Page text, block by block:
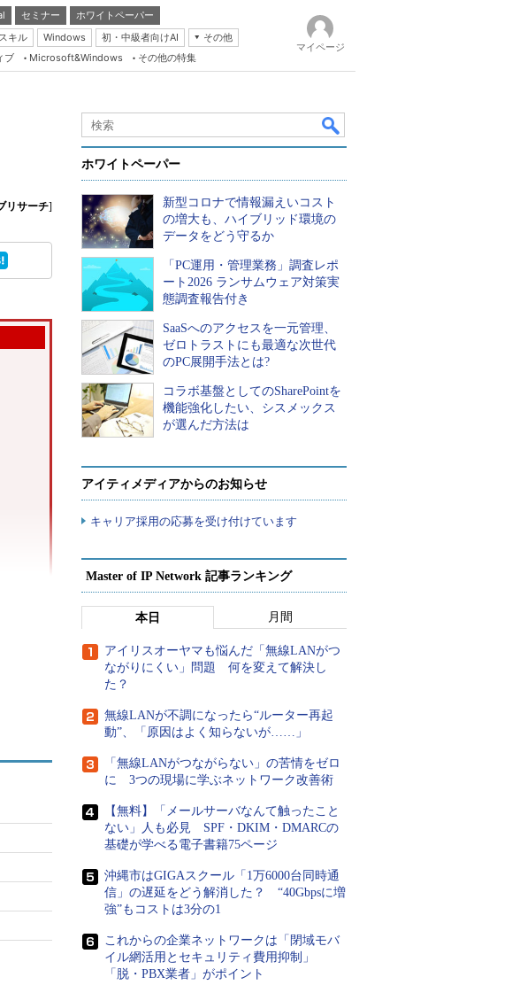
セミナー
ホワイトペーパー
キル Windows 初・中級者向けAI
その他
Server & Storage
Database Expert
Master of IP Network
Security & Trust
Test & Tools
ブ Microsoft&Windows その他の特集
マイページ
リサーチ]
ント
、配
これ
ドレ
ホワイトペーパー
新型コロナで情報漏えいコスト
の増大も、ハイブリッド環境の
データをどう守るか
「PC運用・管理業務」調査レポ
ート2026 ランサムウェア対策実
態調査報告付き
SaaSへのアクセスを一元管理、
ゼロトラストにも最適な次世代
のPC展開手法とは?
コラボ基盤としてのSharePointを
機能強化したい、シスメックス
が選んだ方法は
アイティメディアからのお知らせ
キャリア採用の応募を受け付けています
Master of IP Network 記事ランキング
本日 月間
アイリスオーヤマも悩んだ「無線LANがつ
ながりにくい」問題 何を変えて解決し
た？
無線LANが不調になったら“ルーター再起
動”、「原因はよく知らないが……」
「無線LANがつながらない」の苦情をゼロ
に 3つの現場に学ぶネットワーク改善術
【無料】「メールサーバなんて触ったこと
ない」人も必見 SPF・DKIM・DMARCの
基礎が学べる電子書籍75ページ
沖縄市はGIGAスクール「1万6000台同時通
信」の遅延をどう解消した？ “40Gbpsに増
強”もコストは3分の1
これからの企業ネットワークは「閉域モバ
イル網活用とセキュリティ費用抑制」
「脱・PBX業者」がポイント